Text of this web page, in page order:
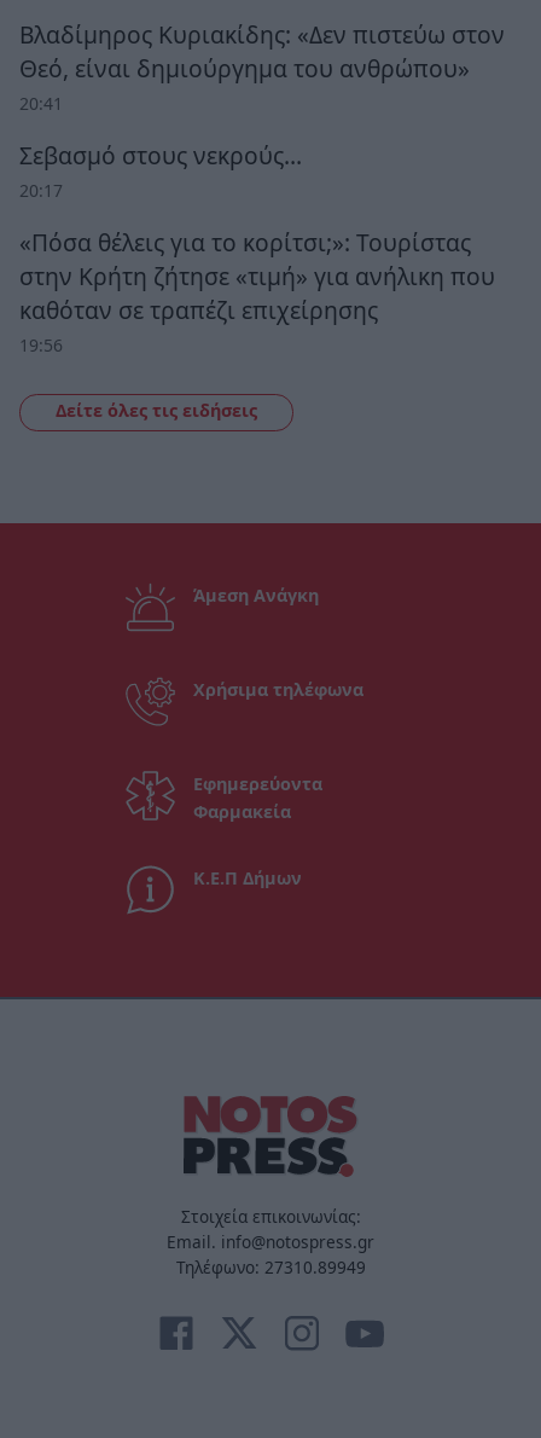
Βλαδίμηρος Κυριακίδης: «Δεν πιστεύω στον
Θεό, είναι δημιούργημα του ανθρώπου»
20:41
Σεβασμό στους νεκρούς…
20:17
«Πόσα θέλεις για το κορίτσι;»: Τουρίστας
στην Κρήτη ζήτησε «τιμή» για ανήλικη που
καθόταν σε τραπέζι επιχείρησης
19:56
Δείτε όλες τις ειδήσεις
Άμεση Ανάγκη
Χρήσιμα τηλέφωνα
Εφημερεύοντα
Φαρμακεία
Κ.Ε.Π Δήμων
Στοιχεία επικοινωνίας:
Email. info@notospress.gr
Τηλέφωνο: 27310.89949